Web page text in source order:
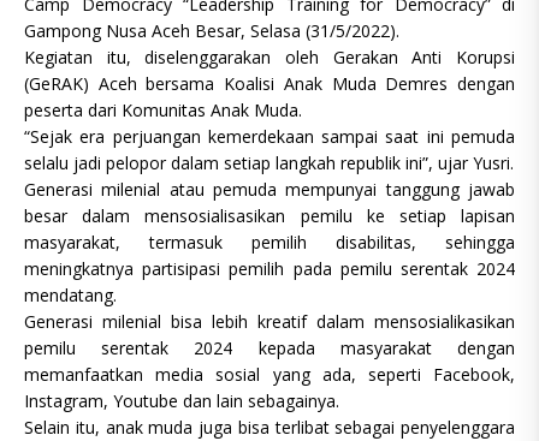
Gampong Nusa Aceh Besar, Selasa (31/5/2022).
Kegiatan itu, diselenggarakan oleh Gerakan Anti Korupsi
(GeRAK) Aceh bersama Koalisi Anak Muda Demres dengan
peserta dari Komunitas Anak Muda.
“Sejak era perjuangan kemerdekaan sampai saat ini pemuda
selalu jadi pelopor dalam setiap langkah republik ini”, ujar Yusri.
Generasi milenial atau pemuda mempunyai tanggung jawab
besar dalam mensosialisasikan pemilu ke setiap lapisan
masyarakat, termasuk pemilih disabilitas, sehingga
meningkatnya partisipasi pemilih pada pemilu serentak 2024
mendatang.
Generasi milenial bisa lebih kreatif dalam mensosialikasikan
pemilu serentak 2024 kepada masyarakat dengan
memanfaatkan media sosial yang ada, seperti Facebook,
Instagram, Youtube dan lain sebagainya.
Selain itu, anak muda juga bisa terlibat sebagai penyelenggara